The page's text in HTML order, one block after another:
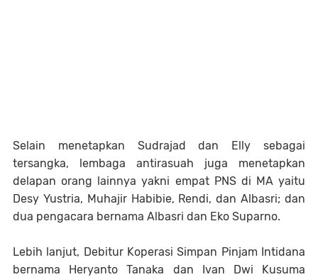
Selain menetapkan Sudrajad dan Elly sebagai
tersangka, lembaga antirasuah juga menetapkan
delapan orang lainnya yakni empat PNS di MA yaitu
Desy Yustria, Muhajir Habibie, Rendi, dan Albasri; dan
dua pengacara bernama Albasri dan Eko Suparno.
Lebih lanjut, Debitur Koperasi Simpan Pinjam Intidana
bernama Heryanto Tanaka dan Ivan Dwi Kusuma